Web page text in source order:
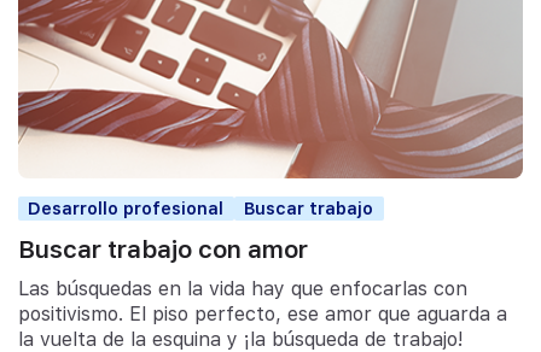
Desarrollo profesional Buscar trabajo
Buscar trabajo con amor
Las búsquedas en la vida hay que enfocarlas con
positivismo. El piso perfecto, ese amor que aguarda a
la vuelta de la esquina y ¡la búsqueda de trabajo!